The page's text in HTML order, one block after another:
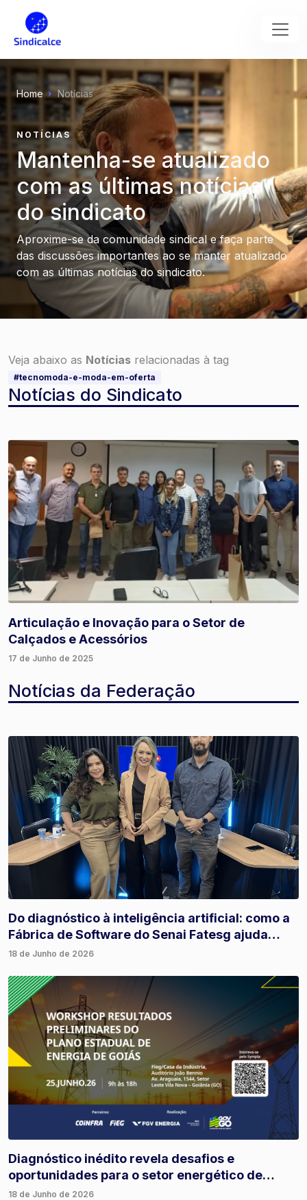
Home Notícias
NOTÍCIAS
Mantenha-se atualizado
com as últimas notícias
do sindicato
Aproxime-se da comunidade sindical e faça parte
das discussões importantes ao se manter atualizado
com as últimas notícias do sindicato.
Veja abaixo as Notícias relacionadas à tag
#tecnomoda-e-moda-em-oferta
Notícias do Sindicato
Articulação e Inovação para o Setor de
Calçados e Acessórios
17 de Junho de 2025
Notícias da Federação
Do diagnóstico à inteligência artificial: como a
Fábrica de Software do Senai Fatesg ajuda
empresas a inovar
18 de Junho de 2026
Diagnóstico inédito revela desafios e
oportunidades para o setor energético de
Goiás
18 de Junho de 2026